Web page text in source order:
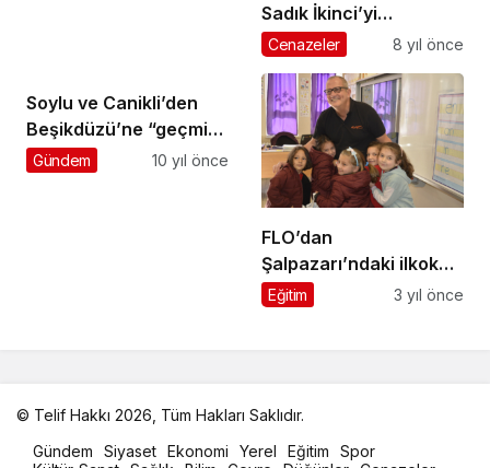
Sadık İkinci’yi
kaybettik…
Cenazeler 8 yıl önce
Soylu ve Canikli’den
Beşikdüzü’ne “geçmiş
olsun ziyareti”
Gündem 10 yıl önce
FLO’dan
Şalpazarı’ndaki ilkokul
öğrencilerine
Eğitim 3 yıl önce
© Telif Hakkı 2026, Tüm Hakları Saklıdır.
otoGündem Siyaset Ekonomi Yerel Eğitim
Spor